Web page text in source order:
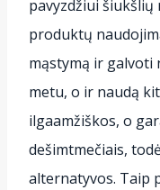
pavyzdžiui
produktų
mąstymą ir galvoti
metu, o ir naudą
ilgaamžiškos, o
dešimtmečiais,
alternatyvos. Taip